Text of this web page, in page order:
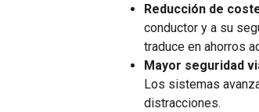
Reducción de
conductor y a su
traduce en ahorros
Mayor seguridad
Los sistemas
distracciones.